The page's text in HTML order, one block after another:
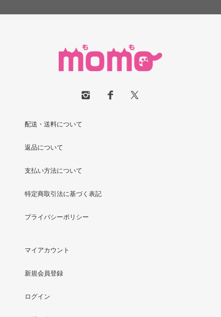
配送・送料について
返品について
支払い方法について
特定商取引法に基づく表記
プライバシーポリシー
マイアカウント
新規会員登録
ログイン